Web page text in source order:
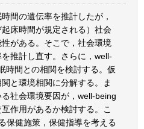
間の遺伝率を推計したが，
床時間が規定される）社会
がある。そこで，社会環境
推計し直す。さらに，well-
時間との相関を検討する。仮
と環境相関に分解する。ま
社会環境要因が，well-being
作用があるか検討する。こ
保健施策，保健指導を考える